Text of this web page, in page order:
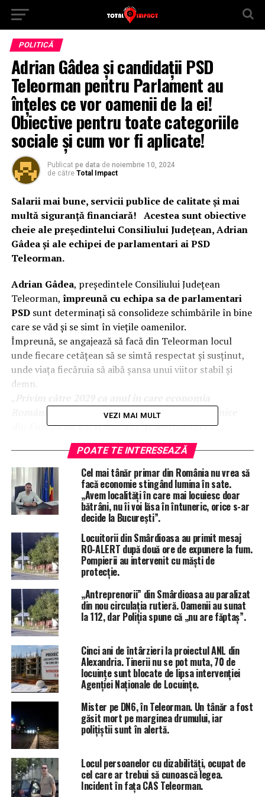
POLITICĂ
Adrian Gâdea și candidații PSD
Teleorman pentru Parlament au
înțeles ce vor oamenii de la ei!
Obiective pentru toate categoriile
sociale și cum vor fi aplicate!
Publicat pe data de noiembrie 10, 2024
de către Total Impact
Salarii mai bune, servicii publice de calitate și mai
multă siguranță financiară! Acestea sunt obiective
cheie ale președintelui Consiliului Județean, Adrian
Gâdea și ale echipei de parlamentari ai PSD
Teleorman.
Adrian Gâdea, președintele Consiliului Județean
Teleorman, împreună cu echipa sa de parlamentari
PSDsunt determinați să consolideze schimbările în bine
care se văd și se simt în viețile oamenilor.
Împreună, se angajează să facă din Teleorman locul
unde fiecare cetățean să se simtă respectat și susținut,
unde viața fiecăruia să aibă șansa unui viitor stabil și
demn.
României va deveni una dintre cele mai puternice
din Europa de Est și Sud-Est. Teleormanul va
contribui la acest parcurs, iar oamenii vor simți direct
aceste efecte: salarii mai bune, servicii publice de
calitate, și o siguranță financiară de care ne vom
bucura împreună, aici, acasă. Îmi doresc un
Teleorman prosper, unde familiile nu mai duc grija
zilei de mâine, unde tinerii găsesc locuri de muncă
bune, și unde bunicii noștri trăiesc fără teamă că
pensiile lor vor fi nesigure,” declarăAdrian Gâdea.
Mai puține taxe pentru cei care trudesc din greu
Un pas concret în sprijinul teleormănenilor, și în
general al tuturor românilor, este reducerea fiscalității
pe salariile mici și medii. O taxare a muncii mai mică
înseamnă mai mulți bani în buzunarele celor care
muncesc zi de zi.
„Oamenii din județul nostru au nevoie de respect
pentru munca lor și de un venit corect pentru familia
lor. A reduce din povara taxelor înseamnă, de fapt, a
încuraja oamenii să rămână aici, să se dezvolte și să
contribuie la o comunitate puternică,” spuneAdrian
Gâdea, subliniind importanța acestui sprijin pentru
fiecare familie.
Locuri de muncă și stabilitate pentru viitor
VEZI MAI MULT
POATE TE INTERESEAZĂ
Cel mai tânăr primar din România nu vrea să
facă economie stingând lumina în sate.
„Avem localități în care mai locuiesc doar
bătrâni, nu îi voi lăsa în întuneric, orice s-ar
decide la București”.
Locuitorii din Smârdioasa au primit mesaj
RO-ALERT după două ore de expunere la fum.
Pompierii au intervenit cu măști de
protecție.
„Antreprenorii” din Smârdioasa au paralizat
din nou circulația rutieră. Oamenii au sunat
la 112, dar Poliția spune că „nu are făptaș”.
Cinci ani de întârzieri la proiectul ANL din
Alexandria. Tinerii nu se pot muta, 70 de
locuințe sunt blocate de lipsa intervenției
Agenției Naționale de Locuințe.
Mister pe DN6, în Teleorman. Un tânăr a fost
găsit mort pe marginea drumului, iar
polițiștii sunt în alertă.
Locul persoanelor cu dizabilități, ocupat de
cel care ar trebui să cunoască legea.
Incident în fața CAS Teleorman.